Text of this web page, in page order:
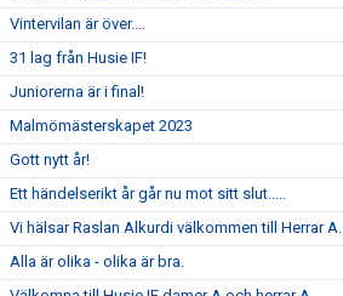
Vintervilan är över....
31 lag från Husie IF!
Juniorerna är i final!
Malmömästerskapet 2023
Gott nytt år!
Ett händelserikt år går nu mot sitt slut.....
Vi hälsar Raslan Alkurdi välkommen till Herrar A.
Alla är olika - olika är bra.